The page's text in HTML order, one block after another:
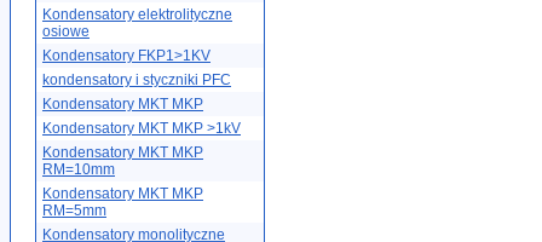
Kondensatory elektrolityczne
osiowe
Kondensatory FKP1>1KV
kondensatory i styczniki PFC
Kondensatory MKT MKP
Kondensatory MKT MKP >1kV
Kondensatory MKT MKP
RM=10mm
Kondensatory MKT MKP
RM=5mm
Kondensatory monolityczne